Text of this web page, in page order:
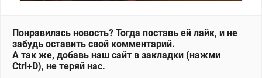
Понравилась новость? Тогда поставь ей лайк, и не
забудь оставить свой комментарий.
А так же, добавь наш сайт в закладки (нажми
Ctrl+D), не теряй нас.